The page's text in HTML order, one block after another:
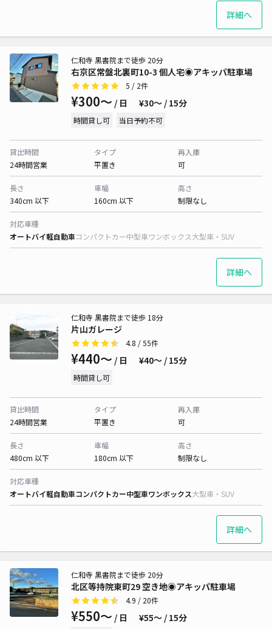
詳細へ
右京区常盤北裏町10-3 個人宅◉アキッパ駐車場
仁和寺 黒書院まで徒歩 20分
5 / 2件
¥300〜 / 日 ¥30〜 / 15分
時間貸し可 当日予約不可
貸出時間
24時間営業
タイプ
平置き
再入庫
可
長さ
340cm 以下
車幅
160cm 以下
高さ
制限なし
対応車種
オートバイ軽自動車コンパクトカー中型車ワンボックス大型車・SUV
詳細へ
片山ガレージ
仁和寺 黒書院まで徒歩 18分
4.8 / 55件
¥440〜 / 日 ¥40〜 / 15分
時間貸し可
貸出時間
24時間営業
タイプ
平置き
再入庫
可
長さ
480cm 以下
車幅
180cm 以下
高さ
制限なし
対応車種
オートバイ軽自動車コンパクトカー中型車ワンボックス大型車・SUV
詳細へ
北区等持院東町29 空き地◉アキッパ駐車場
仁和寺 黒書院まで徒歩 20分
4.9 / 20件
¥550〜 / 日 ¥55〜 / 15分